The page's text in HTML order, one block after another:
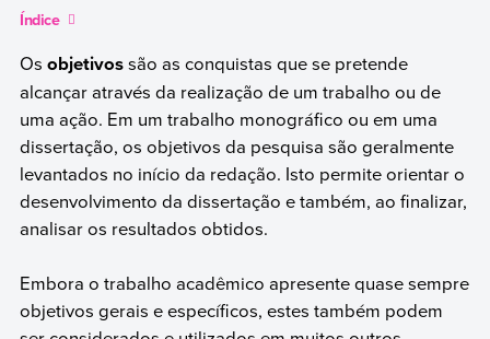
Índice
Os objetivossão as conquistas que se pretende
alcançar através da realização de um trabalho ou de
uma ação. Em um trabalho monográfico ou em uma
dissertação, os objetivos da pesquisa são geralmente
levantados no início da redação. Isto permite orientar o
desenvolvimento da dissertação e também, ao finalizar,
analisar os resultados obtidos.
Embora o trabalho acadêmico apresente quase sempre
objetivos gerais e específicos, estes também podem